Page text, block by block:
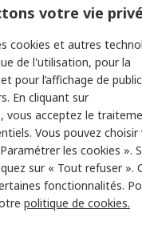
2.500
Support
Sécurité
à
de vente
votre vie
cookies et autres
de l'utilisation, pour la
pour l’affichage de
En cliquant sur
vous acceptez le
Vous pouvez choisir
les cookies ».
sur « Tout refuser ».
fonctionnalités.
politique de cookies.